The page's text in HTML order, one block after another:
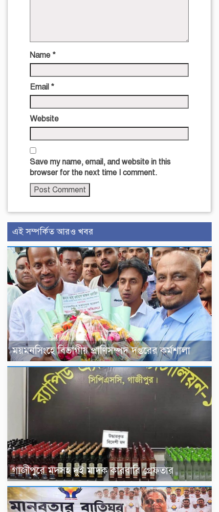
Name *
Email *
Website
Save my name, email, and website in this
browser for the next time I comment.
এই সম্পর্কিত আরও খবর
ময়মনসিংহে বিভাগীয় প্রাণিসম্পদ দপ্তরের কর্মশালা
গাজীপুরে মদসহ দুই মাদক কারবারি গ্রেফতার